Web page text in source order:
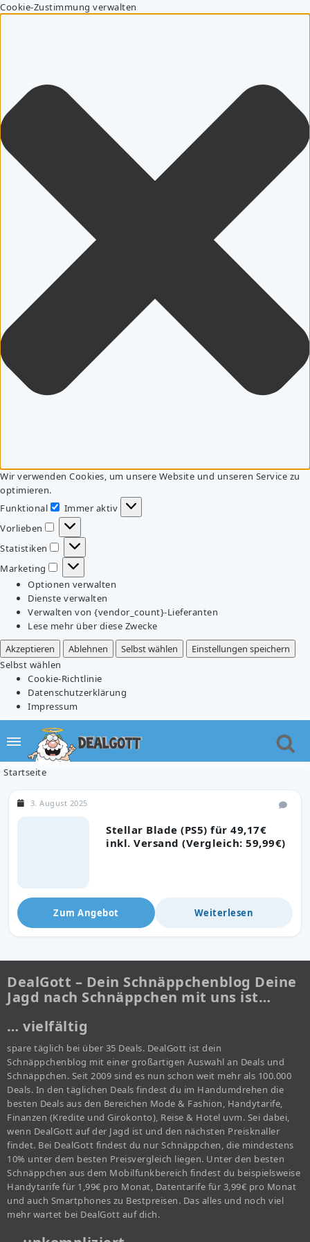
Cookie-Zustimmung verwalten
Wir verwenden Cookies, um unsere Website und unseren Service zu
optimieren.
Funktional
Funktional
Immer aktiv
Vorlieben
Vorlieben
Statistiken
Statistiken
Marketing
Marketing
Optionen verwalten
Dienste verwalten
Verwalten von {vendor_count}-Lieferanten
Lese mehr über diese Zwecke
Akzeptieren
Ablehnen Selbst wählen
Einstellungen speichern
Selbst wählen
Cookie-Richtlinie
Datenschutzerklärung
Impressum
Startseite
Stellar Blade (PS5) für 49,17€
inkl. Versand (Vergleich: 59,99€)
3. August 2025
Zum Angebot Weiterlesen
DealGott – Dein Schnäppchenblog Deine
Jagd nach Schnäppchen mit uns ist…
… vielfältig
spare täglich bei über 35 Deals. DealGott ist dein
Schnäppchenblog mit einer großartigen Auswahl an Deals und
Schnäppchen. Seit 2009 sind es nun schon weit mehr als 100.000
Deals. In den täglichen Deals findest du im Handumdrehen die
besten Deals aus den Bereichen Mode & Fashion, Handytarife,
Finanzen (Kredite und Girokonto), Reise & Hotel uvm. Sei dabei,
wenn DealGott auf der Jagd ist und den nächsten Preisknaller
findet. Bei DealGott findest du nur Schnäppchen, die mindestens
10% unter dem besten Preisvergleich liegen. Unter den besten
Schnäppchen aus dem Mobilfunkbereich findest du beispielsweise
Handytarife für 1,99€ pro Monat, Datentarife für 3,99€ pro Monat
und auch Smartphones zu Bestpreisen. Das alles und noch viel
mehr wartet bei DealGott auf dich.